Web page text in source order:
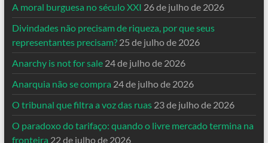
A moral burguesa no século XXI 26 de julho de 2026
Divindades não precisam de riqueza, por que seus
representantes precisam? 25 de julho de 2026
Anarchy is not for sale 24 de julho de 2026
Anarquia não se compra 24 de julho de 2026
O tribunal que filtra a voz das ruas 23 de julho de 2026
O paradoxo do tarifaço: quando o livre mercado termina na
fronteira 22 de julho de 2026